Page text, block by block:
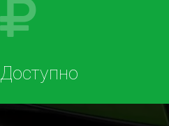
Доступно